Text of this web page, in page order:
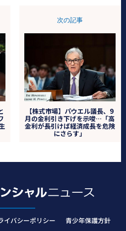
次の記事
【株式市場】パウエル議長、9
月の金利引き下げを示唆…「高
金利が長引けば経済成長を危険
にさらす」
イバシーポリシー 青少年保護方針